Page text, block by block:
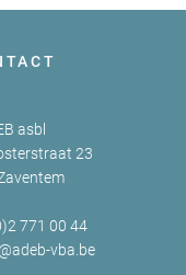
asbl
23
771 00 44
vba.be